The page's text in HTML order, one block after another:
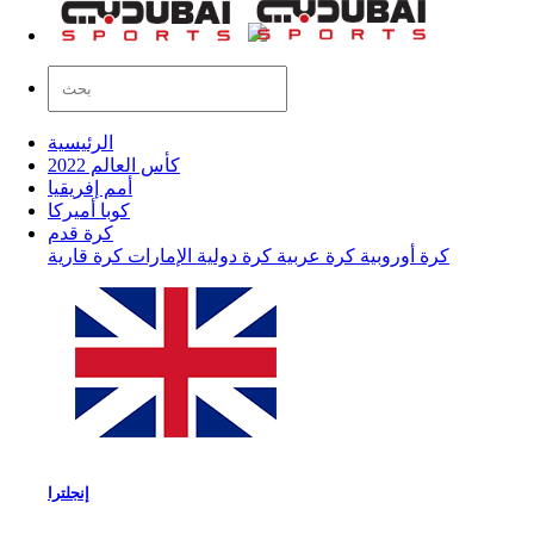
الرئيسية
كأس العالم 2022
أمم إفريقيا
كوبا أميركا
كرة قدم
كرة أوروبية كرة عربية كرة دولية الإمارات كرة قارية
إنجلترا